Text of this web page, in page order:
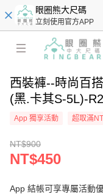
眼圈熊大尺碼
立刻使用官方APP
西裝褲--時尚百
(黑.卡其S-5L)-
App 獨享活動 超取滿
NT$900
NT$450
App 結帳可享專屬活動